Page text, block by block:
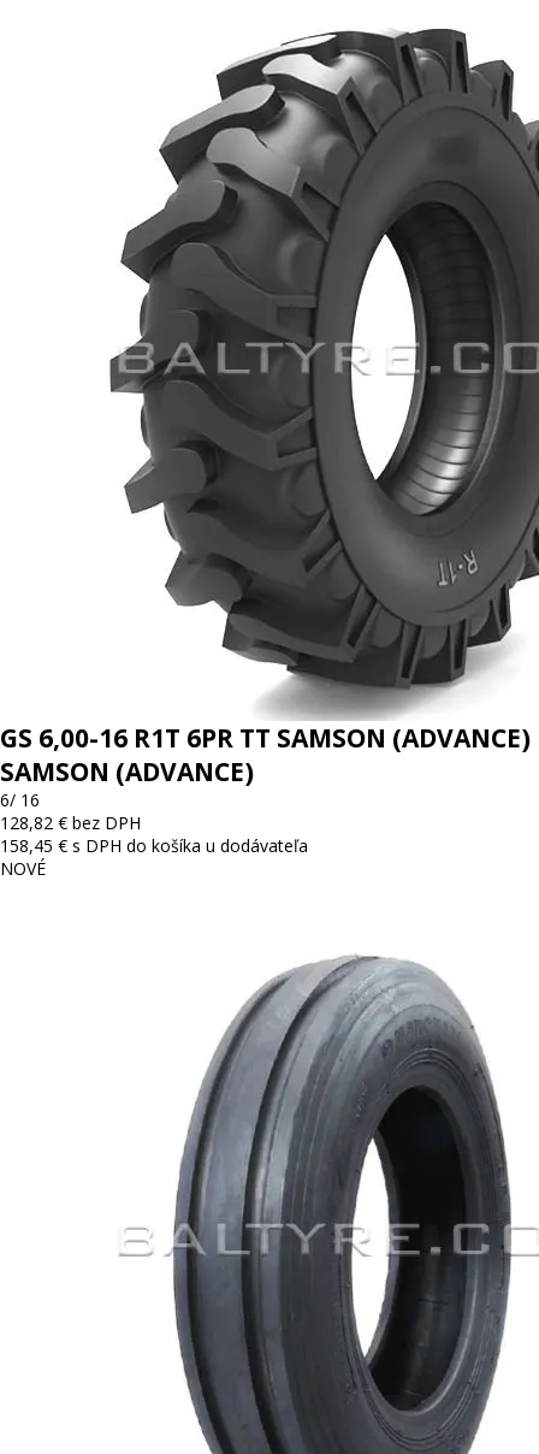
GS 6,00-16 R1T 6PR TT SAMSON (ADVANCE)
SAMSON (ADVANCE)
6/ 16
128,82 € bez DPH
158,45 € s DPH do košíka u dodávateľa
NOVÉ